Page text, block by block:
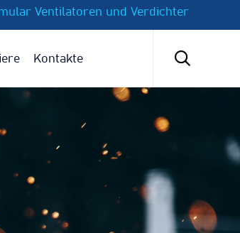
Ventilatoren und Verdichter
Kontakte 